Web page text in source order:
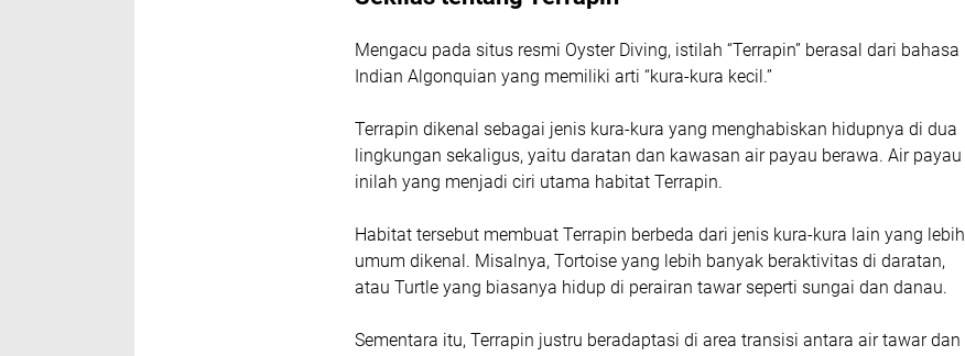
Mengacu pada situs resmi Oyster Diving, istilah “Terrapin” berasal dari bahasa
Indian Algonquian yang memiliki arti “kura-kura kecil.”
Terrapin dikenal sebagai jenis kura-kura yang menghabiskan hidupnya di dua
lingkungan sekaligus, yaitu daratan dan kawasan air payau berawa. Air payau
inilah yang menjadi ciri utama habitat Terrapin.
Habitat tersebut membuat Terrapin berbeda dari jenis kura-kura lain yang lebih
umum dikenal. Misalnya, Tortoise yang lebih banyak beraktivitas di daratan,
atau Turtle yang biasanya hidup di perairan tawar seperti sungai dan danau.
Sementara itu, Terrapin justru beradaptasi di area transisi antara air tawar dan